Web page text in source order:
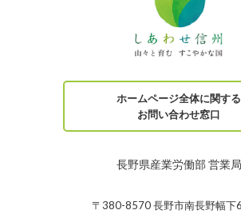
ホームページ全体に関する
お問い合わせ窓口
長野県産業労働部 営業局
〒380-8570 長野市南長野幅下